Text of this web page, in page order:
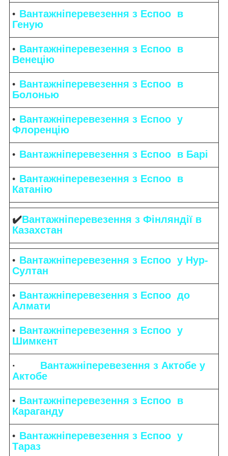
Вантажніперевезення з Еспоо в
Геную
Вантажніперевезення з Еспоо в
Венецію
Вантажніперевезення з Еспоо в
Болонью
Вантажніперевезення з Еспоо у
Флоренцію
Вантажніперевезення з Еспоо в Барі
Вантажніперевезення з Еспоо в
Катанію
✔️Вантажніперевезення з Фінляндії в
Казахстан
Вантажніперевезення з Еспоо у Нур-
Султан
Вантажніперевезення з Еспоо до
Алмати
Вантажніперевезення з Еспоо у
Шимкент
· Вантажніперевезення з Актобе у
Актобе
Вантажніперевезення з Еспоо в
Караганду
Вантажніперевезення з Еспоо у
Тараз